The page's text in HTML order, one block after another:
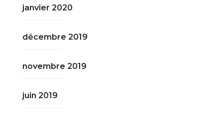
janvier 2020
décembre 2019
novembre 2019
juin 2019